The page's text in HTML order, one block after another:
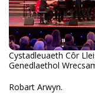
Cystadleuaeth Côr
Genedlaethol
Robart Arwyn.